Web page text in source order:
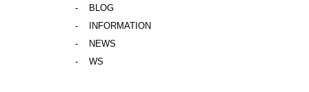
BLOG
INFORMATION
NEWS
WS